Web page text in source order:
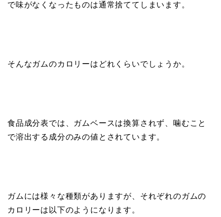
で味がなくなったものは通常捨ててしまいます。
そんなガムのカロリーはどれくらいでしょうか。
食品成分表では、ガムベースは換算されず、噛むこと
で溶出する成分のみの値とされています。
ガムには様々な種類がありますが、それぞれのガムの
カロリーは以下のようになります。